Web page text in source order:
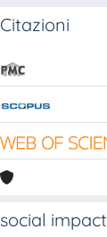
Citazioni
social impact